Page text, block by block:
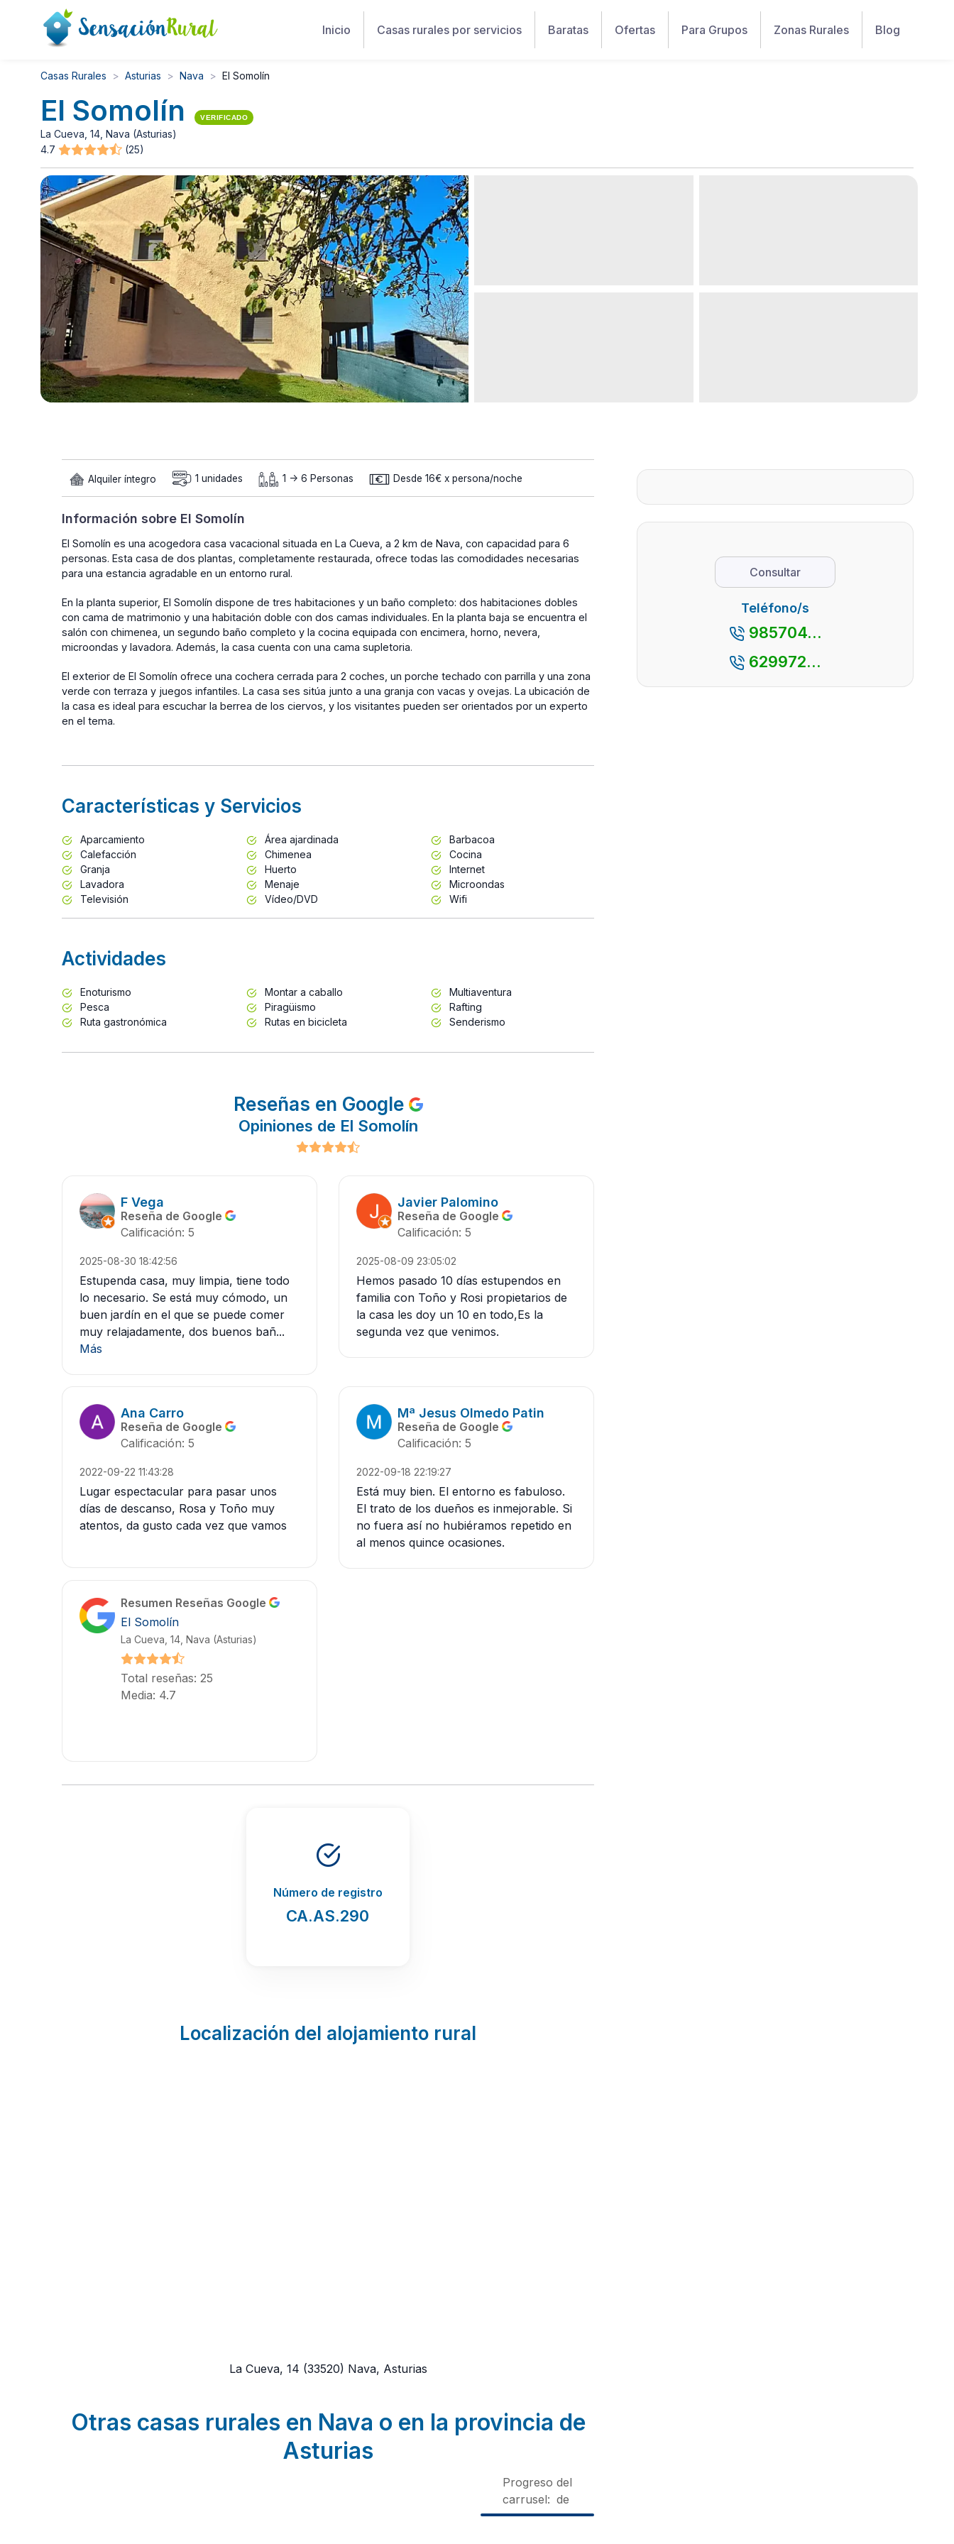
Inicio Casas rurales por servicios Baratas Ofertas Para Grupos Zonas Rurales Blog
Casas Rurales Asturias Nava El Somolín
El Somolín VERIFICADO
La Cueva, 14, Nava (Asturias)
4.7
(25)
Alquiler íntegro 1 unidades 1 -> 6 Personas Desde 16€ x persona/noche
Información sobre El Somolín
El Somolín es una acogedora casa vacacional situada en La Cueva, a 2 km de Nava, con capacidad para 6
personas. Esta casa de dos plantas, completamente restaurada, ofrece todas las comodidades necesarias
para una estancia agradable en un entorno rural.
En la planta superior, El Somolín dispone de tres habitaciones y un baño completo: dos habitaciones dobles
con cama de matrimonio y una habitación doble con dos camas individuales. En la planta baja se encuentra el
salón con chimenea, un segundo baño completo y la cocina equipada con encimera, horno, nevera,
microondas y lavadora. Además, la casa cuenta con una cama supletoria.
El exterior de El Somolín ofrece una cochera cerrada para 2 coches, un porche techado con parrilla y una zona
verde con terraza y juegos infantiles. La casa ses sitúa junto a una granja con vacas y ovejas. La ubicación de
la casa es ideal para escuchar la berrea de los ciervos, y los visitantes pueden ser orientados por un experto
en el tema.
Características y Servicios
Aparcamiento Área ajardinada
Barbacoa
Calefacción
Chimenea
Cocina
Granja
Huerto
Internet
Lavadora
Menaje
Microondas
Televisión
Vídeo/DVD Wifi
Actividades
Enoturismo Montar a caballo
Multiaventura
Pesca
Piragüismo
Rafting
Ruta gastronómica
Rutas en bicicleta Senderismo
Reseñas en Google
Opiniones de El Somolín
F Vega
Reseña de Google
Calificación: 5
2025-08-30 18:42:56
Estupenda casa, muy limpia, tiene todo
lo necesario. Se está muy cómodo, un
buen jardín en el que se puede comer
muy relajadamente, dos buenos bañ...
Más
Javier Palomino
Reseña de Google
Calificación: 5
2025-08-09 23:05:02
Hemos pasado 10 días estupendos en
familia con Toño y Rosi propietarios de
la casa les doy un 10 en todo,Es la
segunda vez que venimos.
Ana Carro
Reseña de Google
Calificación: 5
2022-09-22 11:43:28
Lugar espectacular para pasar unos
días de descanso, Rosa y Toño muy
atentos, da gusto cada vez que vamos
Mª Jesus Olmedo Patin
Reseña de Google
Calificación: 5
2022-09-18 22:19:27
Está muy bien. El entorno es fabuloso.
El trato de los dueños es inmejorable. Si
no fuera así no hubiéramos repetido en
al menos quince ocasiones.
Resumen Reseñas Google
El Somolín
La Cueva, 14, Nava (Asturias)
Total reseñas: 25
Media: 4.7
Número de registro
CA.AS.290
Localización del alojamiento rural
La Cueva, 14 (33520) Nava, Asturias
Otras casas rurales en Nava o en la provincia de
Asturias
Progreso del
carrusel: de
Consultar
Teléfono/s
985704...
629972...